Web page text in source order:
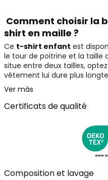
Comment choisir la
shirt en maille ?
Ce t-shirt enfant est
le tour de poitrine et la taille
situe entre deux tailles,
vêtement lui dure plus
Ver más
Certificats de qualité
Composition et lavage